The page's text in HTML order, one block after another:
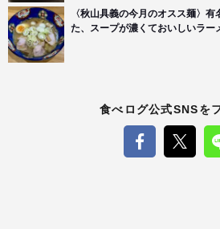
〈秋山具義の今月のオスス麺〉
た、スープが濃くておいしいラー
食べログ公式SNSを